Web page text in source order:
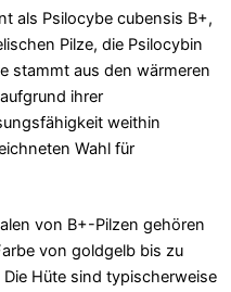
als Psilocybe cubensis B+,
Pilze, die Psilocybin
stammt aus den wärmeren
ihrer
weithin
Wahl für
von B+-Pilzen gehören
von goldgelb bis zu
Hüte sind typischerweise